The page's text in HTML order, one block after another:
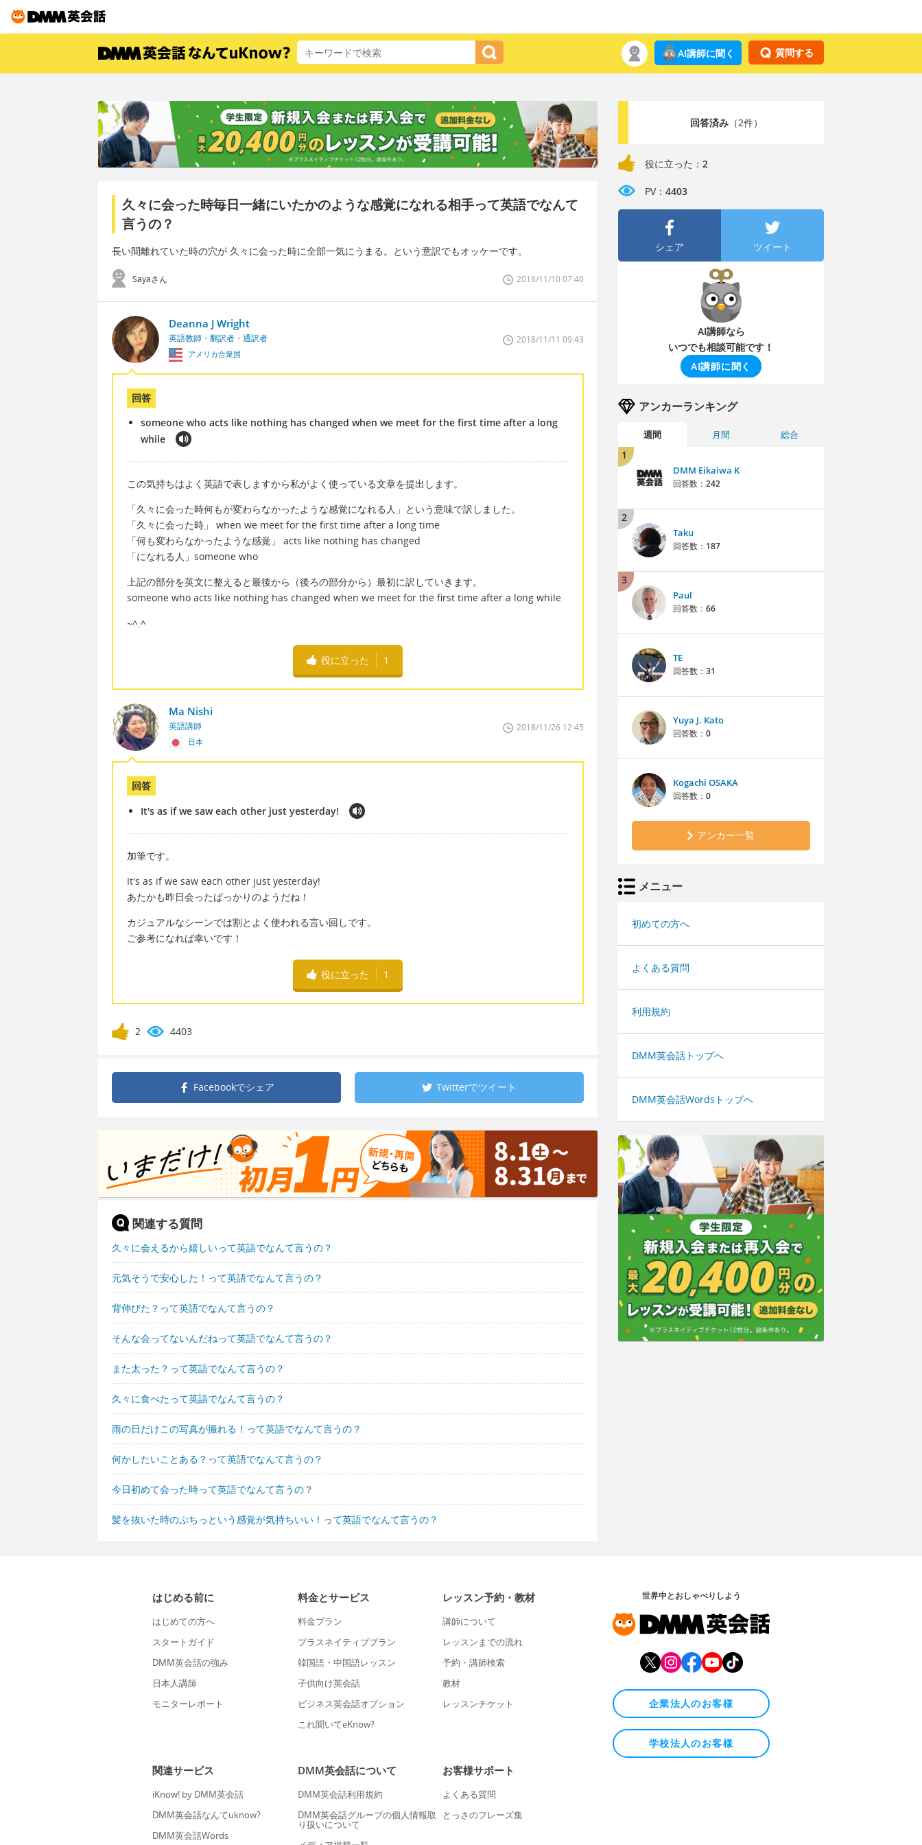
質問する
AI講師に聞く
久々に会った時毎日一緒にいたかのような感覚になれる相手って英語でなんて
言うの？
長い間離れていた時の穴が 久々に会った時に全部一気にうまる。という意訳でもオッケーです。
Sayaさん 2018/11/10 07:40
Deanna J Wright
英語教師・翻訳者・通訳者
アメリカ合衆国
2018/11/11 09:43
回答
someone who acts like nothing has changed when we meet for the first time after a long
while
この気持ちはよく英語で表しますから私がよく使っている文章を提出します。
「久々に会った時何もが変わらなかったような感覚になれる人」という意味で訳しました。
「久々に会った時」 when we meet for the first time after a long time
「何も変わらなかったような感覚」 acts like nothing has changed
「になれる人」someone who
上記の部分を英文に整えると最後から（後ろの部分から）最初に訳していきます。
someone who acts like nothing has changed when we meet for the first time after a long while
~^.^
役に立った 1
Ma Nishi
英語講師
日本
2018/11/26 12:45
回答
It's as if we saw each other just yesterday!
加筆です。
It's as if we saw each other just yesterday!
あたかも昨日会ったばっかりのようだね！
カジュアルなシーンでは割とよく使われる言い回しです。
ご参考になれば幸いです！
役に立った 1
2 4403
Facebookでシェア Twitterでツイート
関連する質問
久々に会えるから嬉しいって英語でなんて言うの？
元気そうで安心した！って英語でなんて言うの？
背伸びた？って英語でなんて言うの？
そんな会ってないんだねって英語でなんて言うの？
また太った？って英語でなんて言うの？
久々に食べたって英語でなんて言うの？
雨の日だけこの写真が撮れる！って英語でなんて言うの？
何かしたいことある？って英語でなんて言うの？
今日初めて会った時って英語でなんて言うの？
髪を抜いた時のぷちっという感覚が気持ちいい！って英語でなんて言うの？
回答済み（2件）
役に立った： 2
PV： 4403
シェア ツイート
AI講師なら
いつでも相談可能です！
AI講師に聞く
アンカーランキング
週間 月間 総合
1
DMM Eikaiwa K
回答数： 242
2
Taku
回答数： 187
3
Paul
回答数： 66
TE
回答数： 31
Yuya J. Kato
回答数： 0
Kogachi OSAKA
回答数： 0
アンカー一覧
メニュー
初めての方へ
よくある質問
利用規約
DMM英会話トップへ
DMM英会話Wordsトップへ
はじめる前に
はじめての方へ
スタートガイド
DMM英会話の強み
日本人講師
モニターレポート
料金とサービス
料金プラン
プラスネイティブプラン
韓国語・中国語レッスン
子供向け英会話
ビジネス英会話オプション
これ聞いてeKnow?
レッスン予約・教材
講師について
レッスンまでの流れ
予約・講師検索
教材
レッスンチケット
関連サービス
iKnow! by DMM英会話
DMM英会話なんてuknow?
DMM英会話Words
DMM英会話について
DMM英会話利用規約
DMM英会話グループの個人情報取
り扱いについて
お客様サポート
よくある質問
とっさのフレーズ集
世界中とおしゃべりしよう
企業法人のお客様
学校法人のお客様